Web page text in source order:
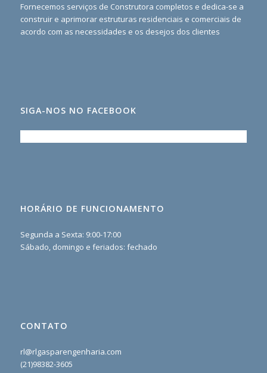
Fornecemos serviços de Construtora completos e dedica-se a
construir e aprimorar estruturas residenciais e comerciais de
acordo com as necessidades e os desejos dos clientes
SIGA-NOS NO FACEBOOK
HORÁRIO DE FUNCIONAMENTO
Segunda a Sexta: 9:00-17:00
Sábado, domingo e feriados: fechado
CONTATO
rl@rlgasparengenharia.com
(21)98382-3605